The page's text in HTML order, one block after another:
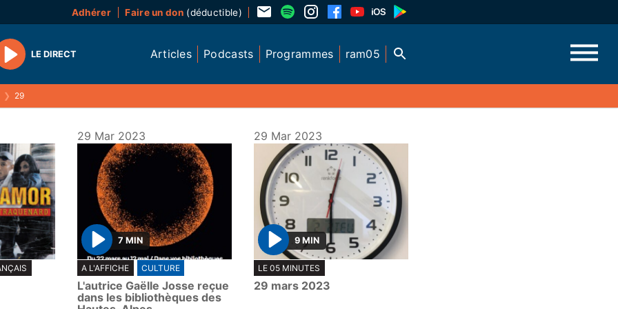
Adhérer Faire un don(déductible)
Play
LE DIRECT Articles Podcasts Programmes ram05
❯ 29
29 Mar 2023
P
l
a
y
7 MIN
A L'AFFICHE CULTURE
L'autrice Gaëlle Josse reçue
dans les bibliothèques des
29 Mar 2023
P
l
a
9 MIN
LE 05 MINUTES
29 mars 2023